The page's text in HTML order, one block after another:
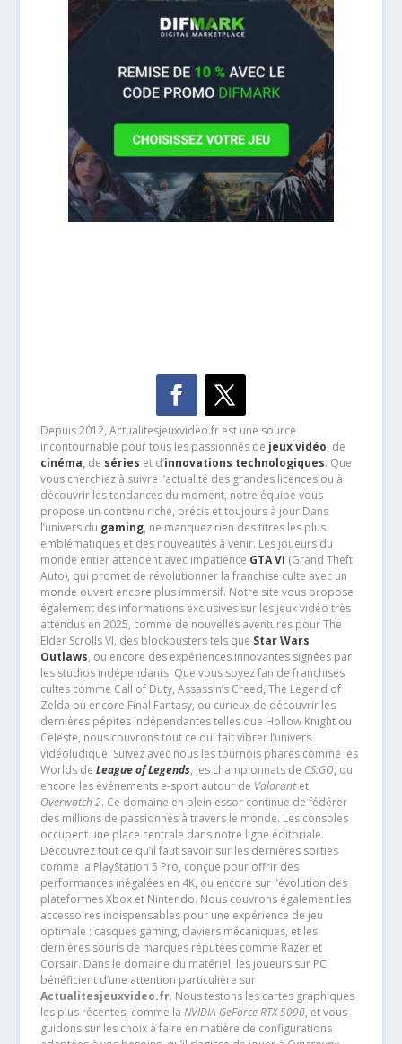
Depuis 2012, Actualitesjeuxvideo.fr est une source
incontournable pour tous les passionnés de jeux vidéo, de
cinéma,de séries et d’innovations technologiques. Que
vous cherchiez à suivre l’actualité des grandes licences ou à
découvrir les tendances du moment, notre équipe vous
propose un contenu riche, précis et toujours à jour.Dans
l’univers du gaming, ne manquez rien des titres les plus
emblématiques et des nouveautés à venir. Les joueurs du
monde entier attendent avec impatience GTA VI (Grand Theft
Auto), qui promet de révolutionner la franchise culte avec un
monde ouvert encore plus immersif. Notre site vous propose
également des informations exclusives sur les jeux vidéo très
attendus en 2025, comme de nouvelles aventures pour The
Elder Scrolls VI, des blockbusters tels que Star Wars
Outlaws, ou encore des expériences innovantes signées par
les studios indépendants. Que vous soyez fan de franchises
cultes comme Call of Duty, Assassin’s Creed, The Legend of
Zelda ou encore Final Fantasy, ou curieux de découvrir les
dernières pépites indépendantes telles que Hollow Knight ou
Celeste, nous couvrons tout ce qui fait vibrer l’univers
vidéoludique. Suivez avec nous les tournois phares comme les
Worlds de League of Legends, les championnats de CS:GO, ou
encore les événements e-sport autour de Valorantet
Overwatch 2. Ce domaine en plein essor continue de fédérer
des millions de passionnés à travers le monde. Les consoles
occupent une place centrale dans notre ligne éditoriale.
Découvrez tout ce qu’il faut savoir sur les dernières sorties
comme la PlayStation 5 Pro, conçue pour offrir des
performances inégalées en 4K, ou encore sur l’évolution des
plateformes Xbox et Nintendo. Nous couvrons également les
accessoires indispensables pour une expérience de jeu
optimale : casques gaming, claviers mécaniques, et les
dernières souris de marques réputées comme Razer et
Corsair. Dans le domaine du matériel, les joueurs sur PC
bénéficient d’une attention particulière sur
Actualitesjeuxvideo.fr. Nous testons les cartes graphiques
les plus récentes, comme la NVIDIA GeForce RTX 5090, et vous
guidons sur les choix à faire en matière de configurations